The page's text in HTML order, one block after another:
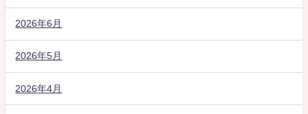
2026年6月
2026年5月
2026年4月